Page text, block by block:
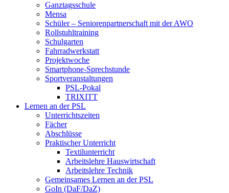
Ganztagsschule
Mensa
Schüler – Seniorenpartnerschaft mit der AWO
Rollstuhltraining
Schulgarten
Fahrradwerkstatt
Projektwoche
Smartphone-Sprechstunde
Sportveranstaltungen
PSL-Pokal
TRIXITT
Lernen an der PSL
Unterrichtszeiten
Fächer
Abschlüsse
Praktischer Unterricht
Textilunterricht
Arbeitslehre Hauswirtschaft
Arbeitslehre Technik
Gemeinsames Lernen an der PSL​
GoIn (DaF/DaZ)